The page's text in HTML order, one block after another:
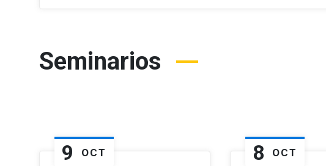
Seminarios
9 OCT 8 OCT